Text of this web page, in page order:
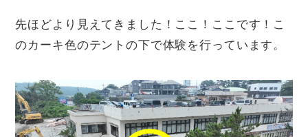
先ほどより見えてきました！ここ！ここです！こ
のカーキ色のテントの下で体験を行っています。